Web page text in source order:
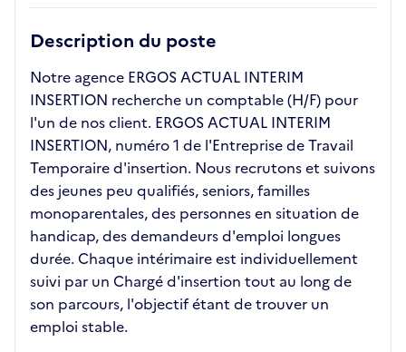
Description du poste
Notre agence ERGOS ACTUAL INTERIM
INSERTION recherche un comptable (H/F) pour
l'un de nos client. ERGOS ACTUAL INTERIM
INSERTION, numéro 1 de l'Entreprise de Travail
Temporaire d'insertion. Nous recrutons et suivons
des jeunes peu qualifiés, seniors, familles
monoparentales, des personnes en situation de
handicap, des demandeurs d'emploi longues
durée. Chaque intérimaire est individuellement
suivi par un Chargé d'insertion tout au long de
son parcours, l'objectif étant de trouver un
emploi stable.